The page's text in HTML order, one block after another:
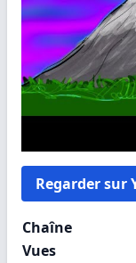
Regarder sur
Chaîne
Vues